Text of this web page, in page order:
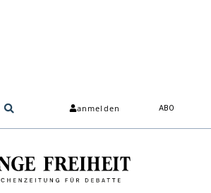
anmelden ABO